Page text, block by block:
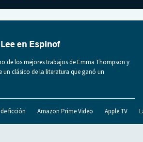
en Espinof
de los mejores trabajos de Emma Thompson y
un clásico de la literatura que ganó un
de ficción Amazon Prime Video Apple TV